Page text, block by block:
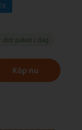
ditt paket i dag